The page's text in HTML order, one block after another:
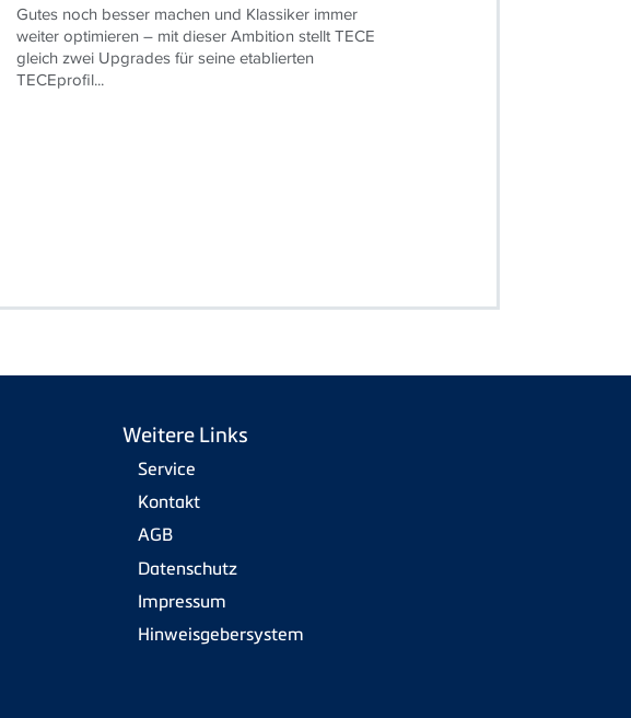
Gutes noch besser machen und Klassiker immer
weiter optimieren – mit dieser Ambition stellt TECE
gleich zwei Upgrades für seine etablierten
TECEprofil...
Weitere Links
Service
Kontakt
AGB
Datenschutz
Impressum
Hinweisgebersystem